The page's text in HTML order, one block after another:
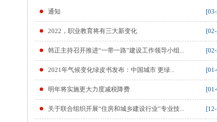
通知
2022，职业教育将有三大新变化
韩正主持召开推进“一带一路”建设工作领导小组...
2021年气候变化绿皮书发布：中国城市 更绿...
明年将实施更大力度减税降费
关于联合组织开展“住房和城乡建设行业”专业技...